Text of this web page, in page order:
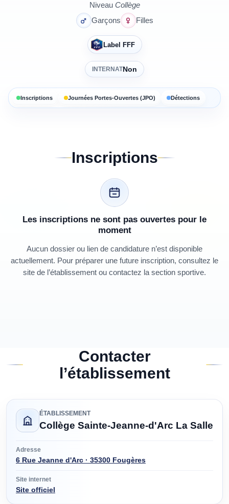
Niveau Collège
Garçons
Filles
Label FFF
INTERNATNon
Inscriptions Journées Portes-Ouvertes (JPO) Détections
Inscriptions
Les inscriptions ne sont pas ouvertes pour le
moment
Aucun dossier ou lien de candidature n’est disponible
actuellement. Pour préparer une future inscription, consultez le
site de l’établissement ou contactez la section sportive.
Contacter
l’établissement
ÉTABLISSEMENT
Collège Sainte-Jeanne-d'Arc La Salle
Adresse
6 Rue Jeanne d'Arc · 35300 Fougères
Site internet
Site officiel